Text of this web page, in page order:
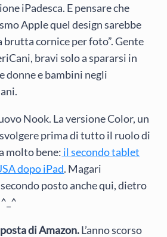
iPadesca. E pensare che
Apple quel design sarebbe
brutta cornice per foto”. Gente
bravi solo a spararsi in
donne e bambini negli
Nook. La versione Color, un
prima di tutto il ruolo di
molto bene: il secondo tablet
dopo iPad. Magari
posto anche qui, dietro
di Amazon.L’anno scorso